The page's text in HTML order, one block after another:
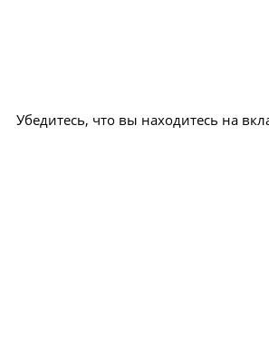
Убедитесь, что вы находитесь на